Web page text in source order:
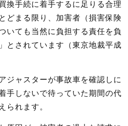
換手続に着手するに足りる合理
どまる限り、加害者（損害保険
いても当然に負担する責任を負
とされています（東京地裁平成
ジャスターが事故車を確認しに
手しないで待っていた期間の代
られます。